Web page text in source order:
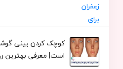
کوچک کردن بینی
است| معرفی بهترین